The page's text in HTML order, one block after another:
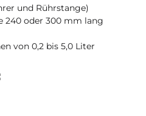
und Rührstange)
240 oder 300 mm lang
von 0,2 bis 5,0 Liter